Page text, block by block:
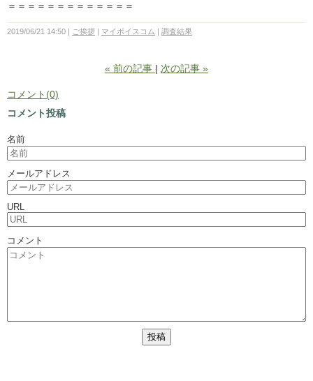
＝＝＝＝＝＝＝＝＝＝＝＝＝
2019/06/21 14:50 ご挨拶 マイボイスコム 調査結果
« 前の記事 次の記事 »
コメント(0)
コメント投稿
名前
メールアドレス
URL
コメント